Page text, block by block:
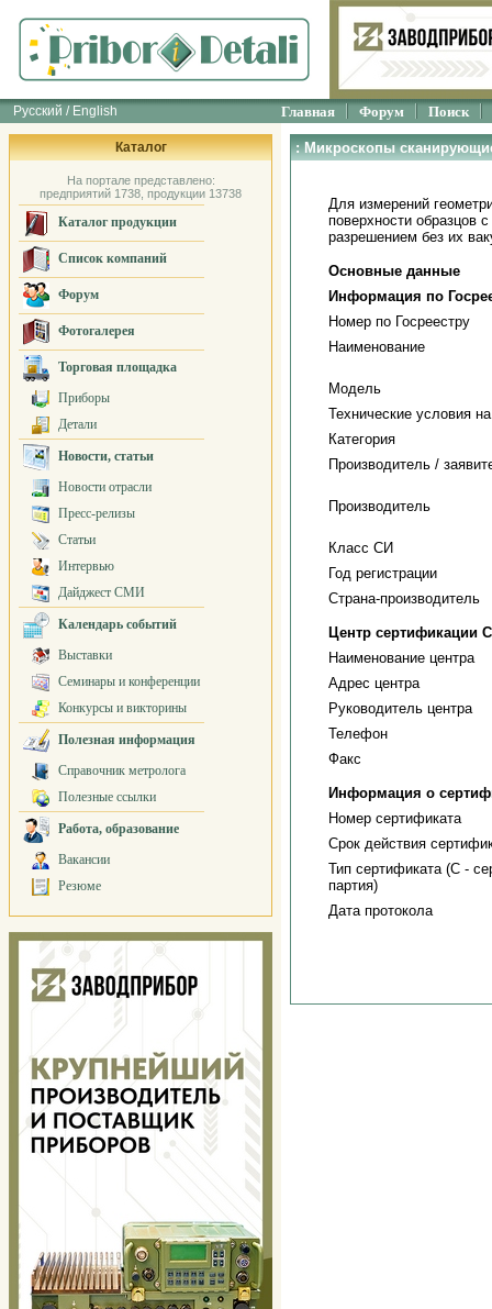
Русский / English Главная Форум Поиск
Каталог
На портале представлено:
предприятий 1738, продукции 13738
Каталог продукции
Список компаний
Форум
Фотогалерея
Торговая площадка
Приборы
Детали
Новости, статьи
Новости отрасли
Пресс-релизы
Статьи
Интервью
Дайджест СМИ
Календарь событий
Выставки
Семинары и конференции
Конкурсы и викторины
Полезная информация
Справочник метролога
Полезные ссылки
Работа, образование
Вакансии
Резюме
: Микроскопы
Для измерений
поверхности образцов
разрешением без их
Основные данные
Информация по
Номер по Госреестру
Наименование
Модель
Технические условия
Категория
Производитель /
Производитель
Класс СИ
Год регистрации
Страна-производитель
Центр сертификации
Наименование центра
Адрес центра
Руководитель центра
Телефон
Факс
Информация о
Номер сертификата
Срок действия
Тип сертификата (C -
партия)
Дата протокола